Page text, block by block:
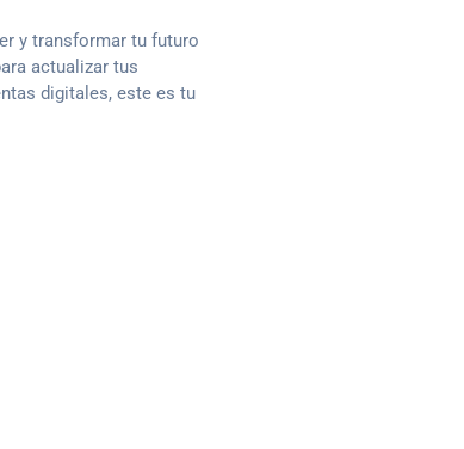
y transformar tu futuro
actualizar tus
digitales, este es tu